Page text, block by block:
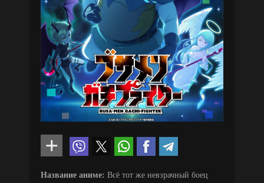
Название аниме: Всё тот же невзрачный боец